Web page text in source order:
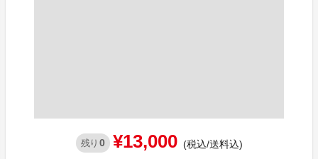
残り 0 ¥13,000 (税込/送料込)